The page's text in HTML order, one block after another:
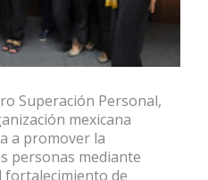
Superación Personal,
mexicana
a promover la
personas mediante
de